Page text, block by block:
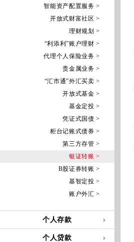
智能资产配置服务 >
开放式财富社区 >
理财规划 >
“利添利”账户理财 >
代理个人保险业务 >
贵金属业务 >
“汇市通”外汇买卖 >
开放式基金 >
基金定投 >
凭证式国债 >
柜台记账式债券 >
第三方存管 >
银证转账 >
B股证券转账 >
基智定投 >
账户外汇 >
个人存款
个人贷款